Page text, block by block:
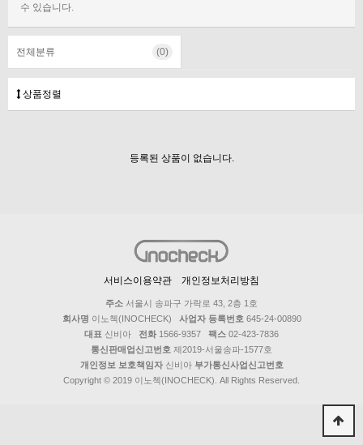
수 있습니다.
전체분류 (0)
상품정렬
등록된 상품이 없습니다.
서비스이용약관 개인정보처리방침
주소 서울시 송파구 가락로 43, 2층 1호
회사명 이노첵(INOCHECK) 사업자 등록번호 645-24-00890
대표 신비아 전화 1566-9357 팩스 02-423-7836
통신판매업신고번호 제2019-서울송파-1577호
개인정보 보호책임자신비아 부가통신사업신고번호
Copyright © 2019 이노첵(INOCHECK). All Rights Reserved.